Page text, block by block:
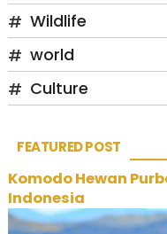
Wildlife
world
Culture
FEATURED POST
Komodo Hewan
Indonesia